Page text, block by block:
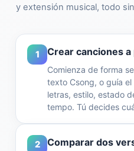
y extensión musical, todo
1 Crear canciones
Comienza de forma
texto Csong, o guía
letras, estilo, estado
tempo. Tú decides
2 Comparar dos